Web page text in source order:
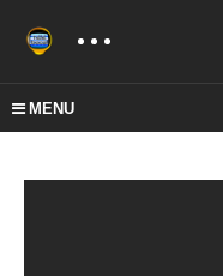
MENU